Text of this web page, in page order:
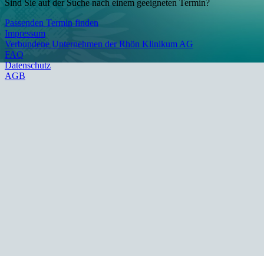
Sind Sie auf der Suche nach einem geeigneten Termin?
Passenden Termin finden
Impressum
Verbundene Unternehmen der Rhön Klinikum AG
FAQ
Datenschutz
AGB